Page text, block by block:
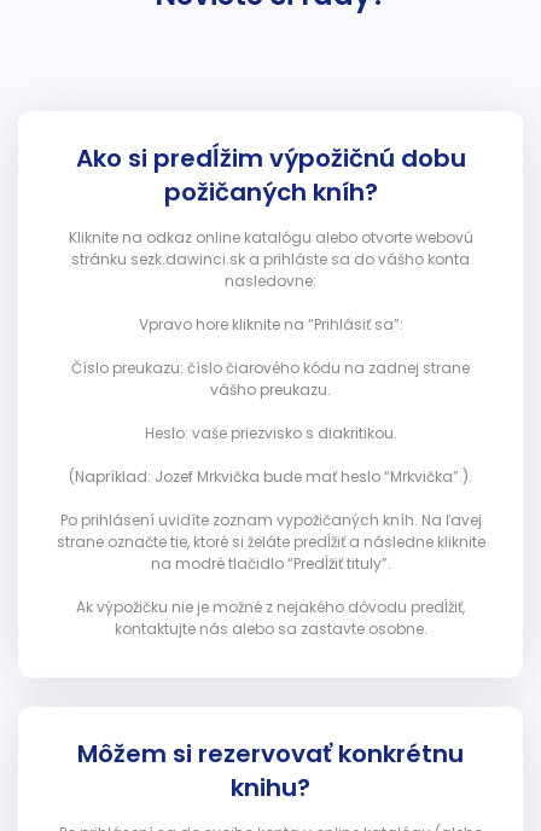
Ako si predĺžim výpožičnú dobu
požičaných kníh?
Kliknite na odkaz online katalógu alebo otvorte webovú
stránku sezk.dawinci.sk a prihláste sa do vášho konta
nasledovne:
Vpravo hore kliknite na “Prihlásiť sa”:
Číslo preukazu: číslo čiarového kódu na zadnej strane
vášho preukazu.
Heslo: vaše priezvisko s diakritikou.
(Napríklad: Jozef Mrkvička bude mať heslo “Mrkvička”.).
Po prihlásení uvidíte zoznam vypožičaných kníh. Na ľavej
strane označte tie, ktoré si želáte predĺžiť a následne kliknite
na modré tlačidlo “Predĺžiť tituly”.
Ak výpožičku nie je možné z nejakého dôvodu predĺžiť,
kontaktujte nás alebo sa zastavte osobne.
Môžem si rezervovať konkrétnu
knihu?